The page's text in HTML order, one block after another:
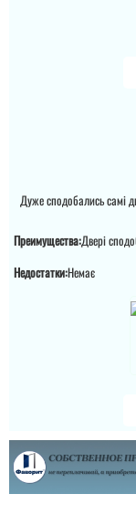
Дуже сподобались самі
Преимущества:Двері
Недостатки:Немає